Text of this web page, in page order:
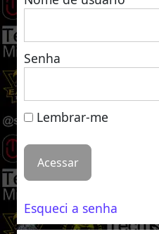
Senha
Lembrar-me
Esqueci a senha